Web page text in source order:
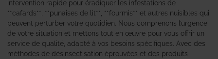
intervention rapide pour éradiquer les infestations de
**cafards**, **punaises de lit**, **fourmis** et autres nuisibles qui
peuvent perturber votre quotidien. Nous comprenons l’urgence
de votre situation et mettons tout en œuvre pour vous offrir un
service de qualité, adapté à vos besoins spécifiques. Avec des
méthodes de désinsectisation éprouvées et des produits